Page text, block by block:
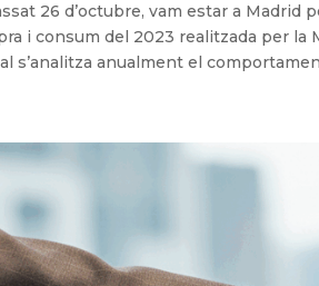
26 d’octubre, vam estar a Madrid
i consum del 2023 realitzada per la
s’analitza anualment el